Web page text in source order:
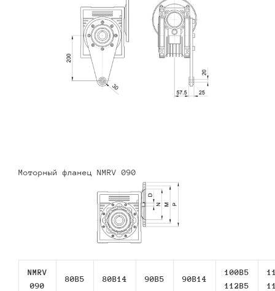
Моторный фланец NMRV 090
NMRV
090
80В5 80В14 90В5 90В14
100B5
112В5